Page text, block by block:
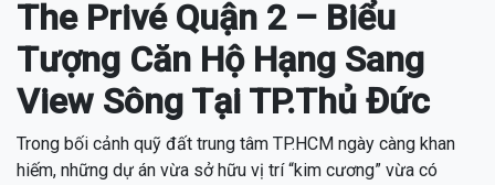
The Privé Quận 2 – Biểu
Tượng Căn Hộ Hạng Sang
View Sông Tại TP.Thủ Đức
Trong bối cảnh quỹ đất trung tâm TP.HCM ngày càng khan
hiếm, những dự án vừa sở hữu vị trí “kim cương” vừa có